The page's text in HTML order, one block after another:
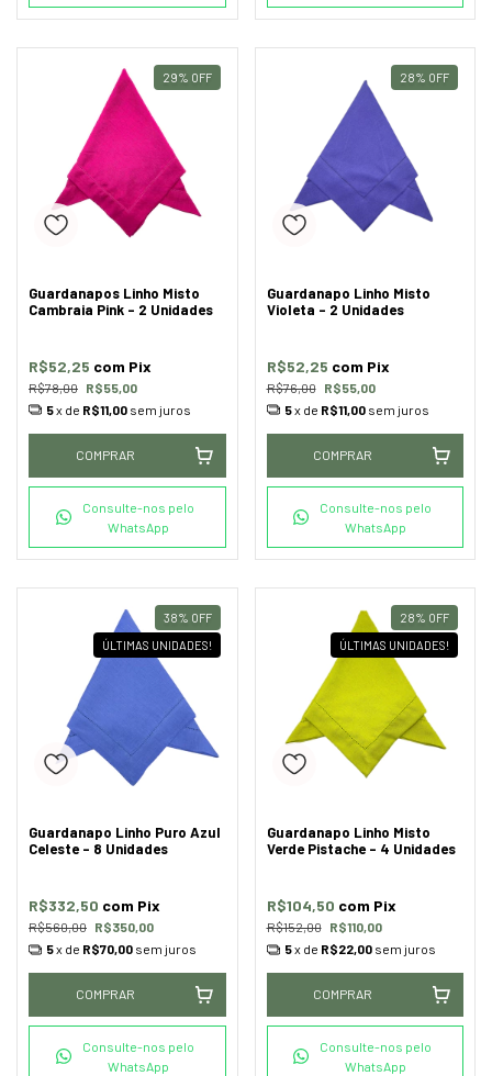
29% OFF
Guardanapos Linho Misto
Cambraia Pink - 2 Unidades
R$78,00 R$55,00
R$52,25 com Pix
5x de R$11,00 sem juros
COMPRAR
Consulte-nos pelo
WhatsApp
28% OFF
Guardanapo Linho Misto
Violeta - 2 Unidades
R$76,00 R$55,00
R$52,25 com Pix
5x de R$11,00 sem juros
COMPRAR
Consulte-nos pelo
WhatsApp
38% OFF
ÚLTIMAS UNIDADES!
Guardanapo Linho Puro Azul
Celeste - 8 Unidades
R$560,00 R$350,00
R$332,50 com Pix
5x de R$70,00 sem juros
COMPRAR
Consulte-nos pelo
WhatsApp
28% OFF
ÚLTIMAS UNIDADES!
Guardanapo Linho Misto
Verde Pistache - 4 Unidades
R$152,00 R$110,00
R$104,50 com Pix
5x de R$22,00 sem juros
COMPRAR
Consulte-nos pelo
WhatsApp